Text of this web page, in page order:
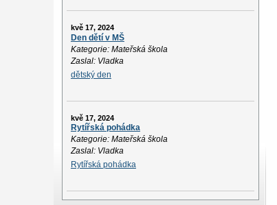
kvě 17, 2024
Den dětí v MŠ
Kategorie: Mateřská škola
Zaslal: Vladka
dětský den
kvě 17, 2024
Rytířská pohádka
Kategorie: Mateřská škola
Zaslal: Vladka
Rytířská pohádka